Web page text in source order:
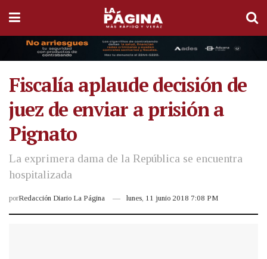
Fiscalía aplaude decisión de
juez de enviar a prisión a
Pignato
La exprimera dama de la República se encuentra
hospitalizada
porRedacción Diario La Página lunes, 11 junio 2018 7:08 PM